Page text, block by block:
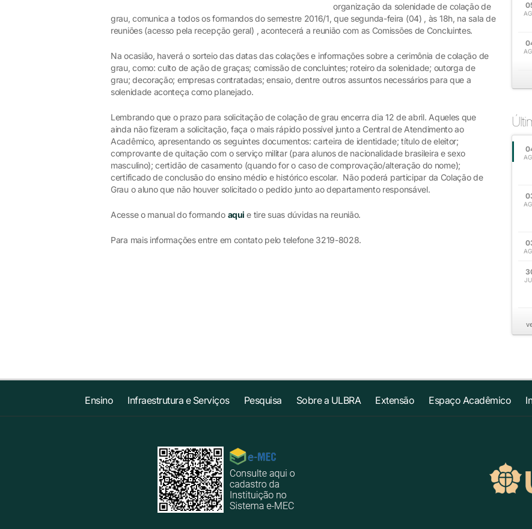
organização da solenidade de colação de
grau, comunica a todos os formandos do semestre 2016/1, que segunda-feira (04) , às 18h, na sala de
reuniões (acesso pela recepção geral) , acontecerá a reunião com as Comissões de Concluintes.
Na ocasião, haverá o sorteio das datas das colações e informações sobre a cerimônia de colação de
grau, como: culto de ação de graças; comissão de concluintes; roteiro da solenidade; outorga de
grau; decoração; empresas contratadas; ensaio, dentre outros assuntos necessários para que a
solenidade aconteça como planejado.
Lembrando que o prazo para solicitação de colação de grau encerra dia 12 de abril. Aqueles que
ainda não fizeram a solicitação, faça o mais rápido possível junto a Central de Atendimento ao
Acadêmico, apresentando os seguintes documentos: carteira de identidade; título de eleitor;
comprovante de quitação com o serviço militar (para alunos de nacionalidade brasileira e sexo
masculino); certidão de casamento (quando for o caso de comprovação/alteração do nome);
certificado de conclusão do ensino médio e histórico escolar. Não poderá participar da Colação de
Grau o aluno que não houver solicitado o pedido junto ao departamento responsável.
Acesse o manual do formando aqui e tire suas dúvidas na reunião.
Para mais informações entre em contato pelo telefone 3219-8028.
Ensino Infraestrutura e Serviços Pesquisa Sobre a ULBRA Extensão Espaço Acadêmico